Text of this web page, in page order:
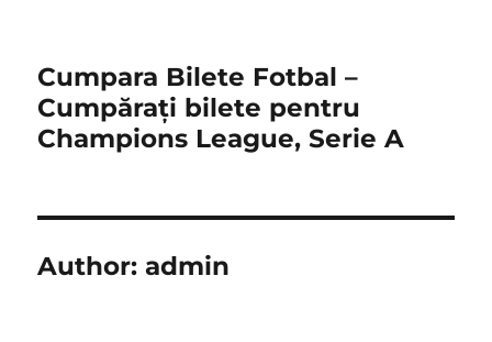
Cumpara Bilete Fotbal –
Cumpărați bilete pentru
Champions League, Serie A
Author:admin